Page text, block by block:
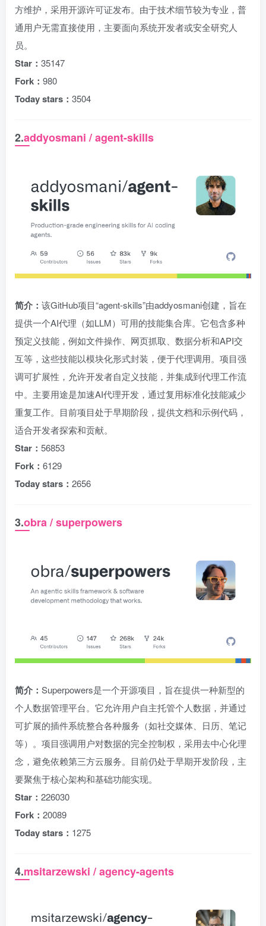
方维护，采用开源许可证发布。由于技术细节较为专业，普
通用户无需直接使用，主要面向系统开发者或安全研究人
员。
Star： 35147
Fork： 980
Today stars： 3504
2.addyosmani / agent-skills
简介： 该GitHub项目“agent-skills”由addyosmani创建，旨在
提供一个AI代理（如LLM）可用的技能集合库。它包含多种
预定义技能，例如文件操作、网页抓取、数据分析和API交
互等，这些技能以模块化形式封装，便于代理调用。项目强
调可扩展性，允许开发者自定义技能，并集成到代理工作流
中。主要用途是加速AI代理开发，通过复用标准化技能减少
重复工作。目前项目处于早期阶段，提供文档和示例代码，
适合开发者探索和贡献。
Star： 56853
Fork： 6129
Today stars： 2656
3.obra / superpowers
简介： Superpowers是一个开源项目，旨在提供一种新型的
个人数据管理平台。它允许用户自主托管个人数据，并通过
可扩展的插件系统整合各种服务（如社交媒体、日历、笔记
等）。项目强调用户对数据的完全控制权，采用去中心化理
念，避免依赖第三方云服务。目前仍处于早期开发阶段，主
要聚焦于核心架构和基础功能实现。
Star： 226030
Fork： 20089
Today stars： 1275
4.msitarzewski / agency-agents